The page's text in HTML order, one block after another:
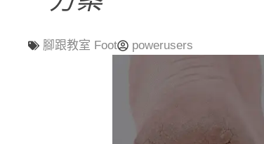
腳跟教室 Foot powerusers